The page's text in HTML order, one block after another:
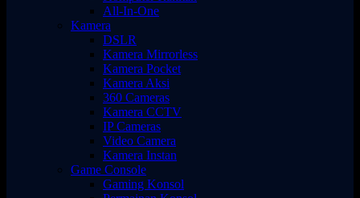
All-In-One
Kamera
DSLR
Kamera Mirrorless
Kamera Pocket
Kamera Aksi
360 Cameras
Kamera CCTV
IP Cameras
Video Camera
Kamera Instan
Game Console
Gaming Konsol